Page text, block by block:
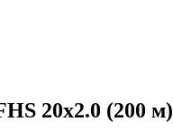
20х2.0 (200 м)